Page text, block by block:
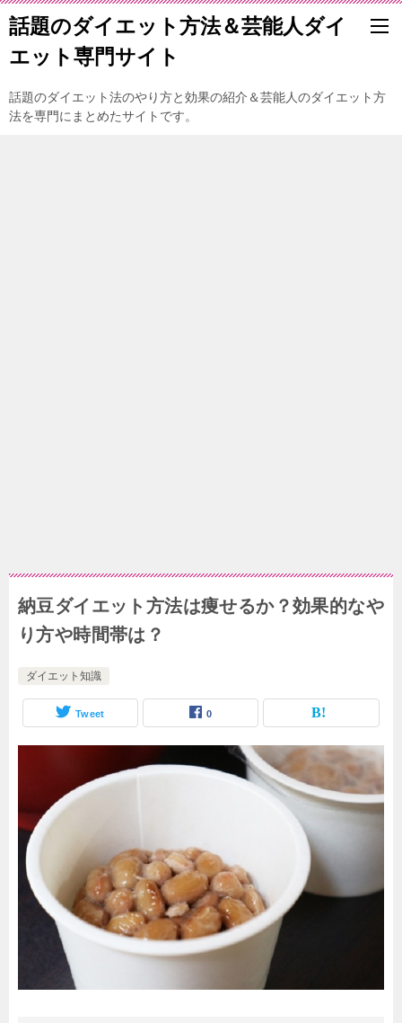
話題のダイエット方法＆芸能人ダイ
エット専門サイト
話題のダイエット法のやり方と効果の紹介＆芸能人のダイエット方
法を専門にまとめたサイトです。
納豆ダイエット方法は痩せるか？効果的なや
り方や時間帯は？
ダイエット知識
Tweet 0